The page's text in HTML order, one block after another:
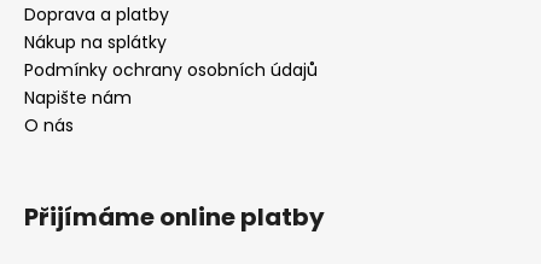
Doprava a platby
Nákup na splátky
Podmínky ochrany osobních údajů
Napište nám
O nás
Přijímáme online platby